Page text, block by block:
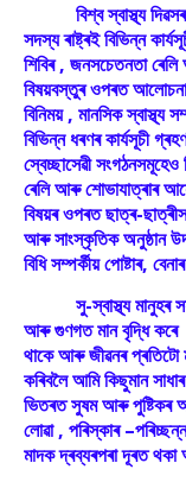
বিশ্ব স্বাস্থ্য দিৱসৰ
সদস্য ৰাষ্ট্ৰই বিভিন্ন
শিবিৰ , জনসচেতনতা ৰেলি
বিষয়বস্তুৰ ওপৰত
বিনিময় , মানসিক স্বাস্থ্য
বিভিন্ন ধৰণৰ কাৰ্যসূচী
স্বেচ্ছাসেৱী সংগঠনসমূহেও
ৰেলি আৰু শোভাযাত্ৰাৰ
বিষয়ৰ ওপৰত ছাত্ৰ-
আৰু সাংস্কৃতিক অনুষ্ঠান
বিধি সম্পৰ্কীয় পোষ্টাৰ,
সু-স্বাস্থ্য মানুহৰ
আৰু গুণগত মান বৃদ্ধি কৰে ।
থাকে আৰু জীৱনৰ প্ৰতিটো
কৰিবলৈ আমি কিছুমান
ভিতৰত সুষম আৰু পুষ্টিকৰ
লোৱা , পৰিস্কাৰ
মাদক দ্ৰব্যৰপৰা দূৰত